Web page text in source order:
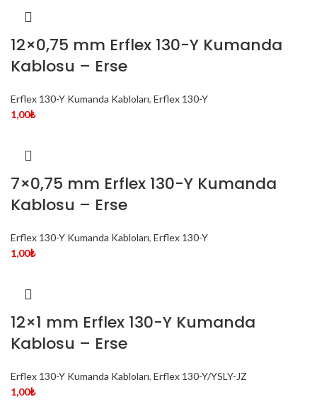
12×0,75 mm Erflex 130-Y Kumanda
Kablosu – Erse
Erflex 130-Y Kumanda Kabloları, Erflex 130-Y
1,00₺
7×0,75 mm Erflex 130-Y Kumanda
Kablosu – Erse
Erflex 130-Y Kumanda Kabloları, Erflex 130-Y
1,00₺
12×1 mm Erflex 130-Y Kumanda
Kablosu – Erse
Erflex 130-Y Kumanda Kabloları, Erflex 130-Y/YSLY-JZ
1,00₺